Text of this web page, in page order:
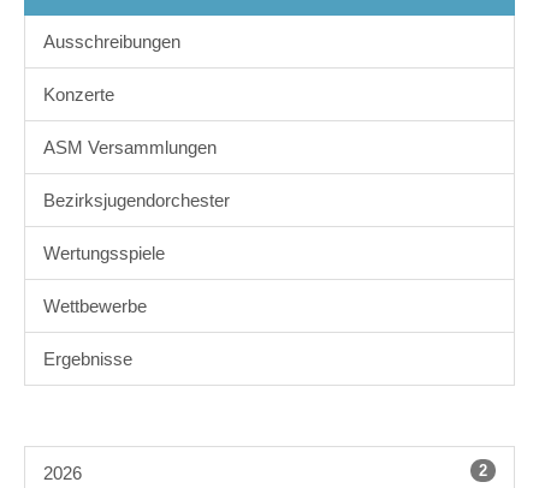
Ausschreibungen
Konzerte
ASM Versammlungen
Bezirksjugendorchester
Wertungsspiele
Wettbewerbe
Ergebnisse
2026 2